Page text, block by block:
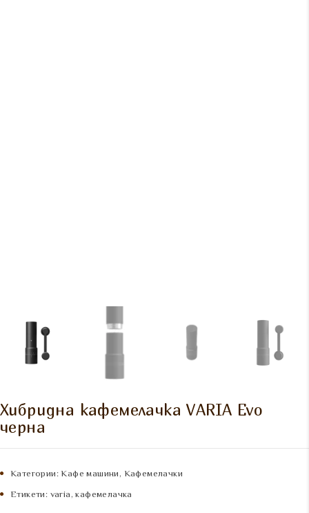
Хибридна кафемелачка VARIA Evo
черна
Категории: Кафе машини, Кафемелачки
Етикети: varia,кафемелачка